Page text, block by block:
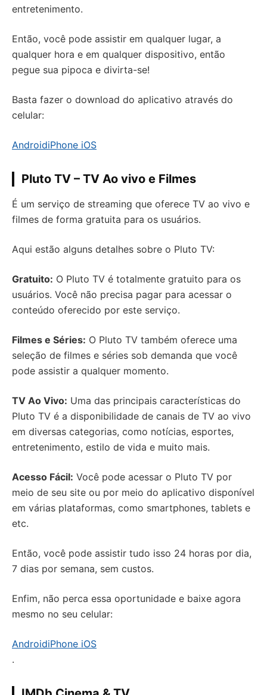
entretenimento.
Então, você pode assistir em qualquer lugar, a
qualquer hora e em qualquer dispositivo, então
pegue sua pipoca e divirta-se!
Basta fazer o download do aplicativo através do
celular:
AndroidiPhone iOS
Pluto TV – TV Ao vivo e Filmes
É um serviço de streaming que oferece TV ao vivo e
filmes de forma gratuita para os usuários.
Aqui estão alguns detalhes sobre o Pluto TV:
Gratuito: O Pluto TV é totalmente gratuito para os
usuários. Você não precisa pagar para acessar o
conteúdo oferecido por este serviço.
Filmes e Séries: O Pluto TV também oferece uma
seleção de filmes e séries sob demanda que você
pode assistir a qualquer momento.
TV Ao Vivo: Uma das principais características do
Pluto TV é a disponibilidade de canais de TV ao vivo
em diversas categorias, como notícias, esportes,
entretenimento, estilo de vida e muito mais.
Acesso Fácil: Você pode acessar o Pluto TV por
meio de seu site ou por meio do aplicativo disponível
em várias plataformas, como smartphones, tablets e
etc.
Então, você pode assistir tudo isso 24 horas por dia,
7 dias por semana, sem custos.
Enfim, não perca essa oportunidade e baixe agora
mesmo no seu celular:
AndroidiPhone iOS
.